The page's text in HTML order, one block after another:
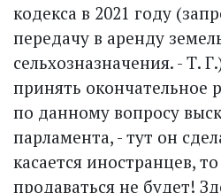
кодекса в 2021 году
передачу в аренду
сельхозназначения. - Т.
принять окончательное
по данному вопросу
парламента, - тут он
касается иностранцев,
продаваться не будет!